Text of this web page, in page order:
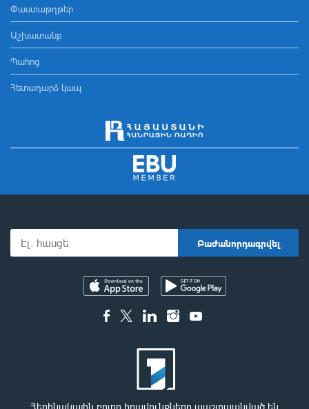
Փաստաթղթեր
Աշխատանք
Պահոց
Հետադարձ կապ
Հեղինակային բոլոր իրավունքները պաշտպանված են